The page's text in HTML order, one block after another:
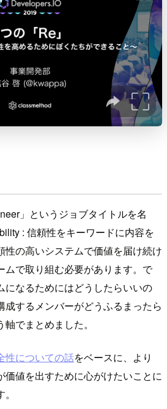
」というジョブタイトルを名
: 信頼性をキーワードに内容を
性の高いシステムで価値を届け続け
ムで取り組む必要があります。で
になるためにはどうしたらいいの
成するメンバーがどうふるまったら
でまとめました。
性についての話をベースに、より
価値を出すために心がけたいことに